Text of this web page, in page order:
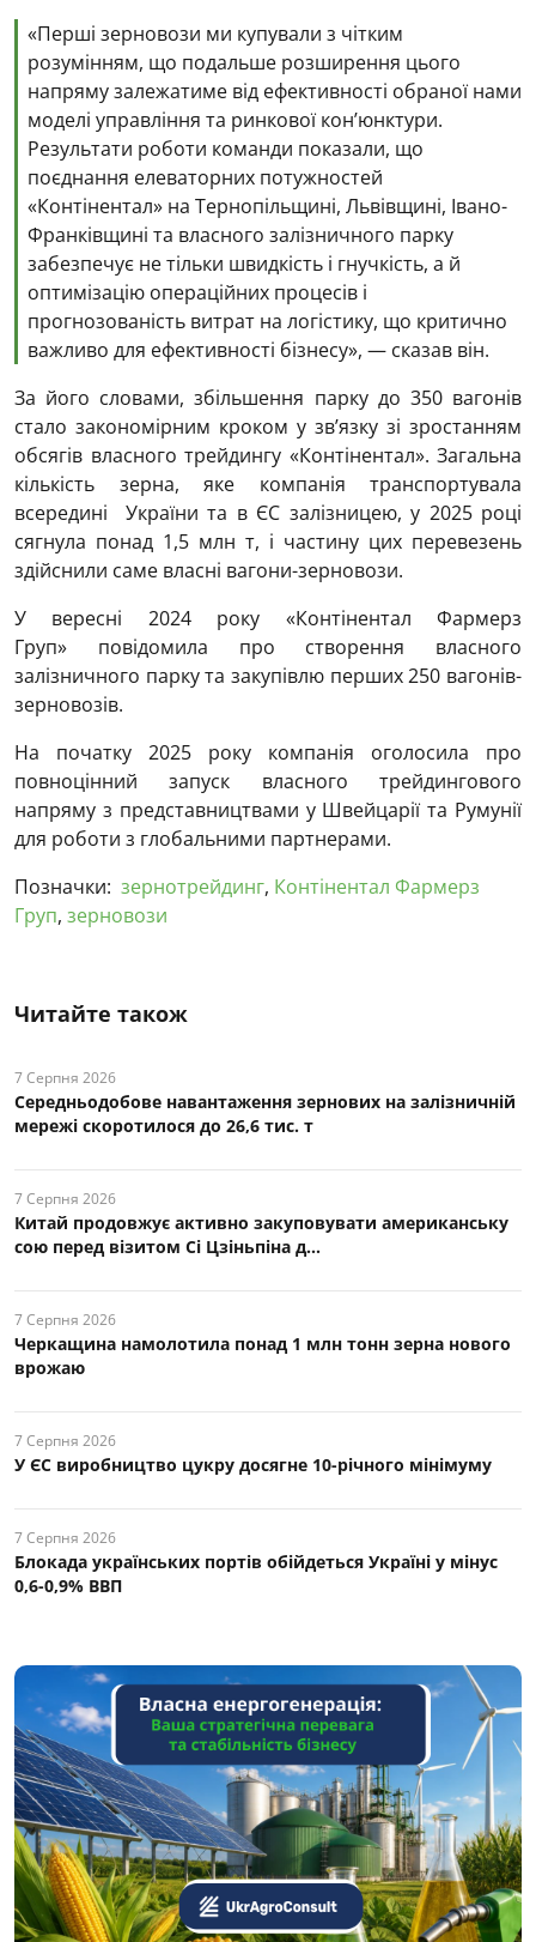
«Перші зерновози ми купували з чітким
розумінням, що подальше розширення цього
напряму залежатиме від ефективності обраної нами
моделі управління та ринкової кон’юнктури.
Результати роботи команди показали, що
поєднання елеваторних потужностей
«Контінентал» на Тернопільщині, Львівщині, Івано-
Франківщині та власного залізничного парку
забезпечує не тільки швидкість і гнучкість, а й
оптимізацію операційних процесів і
прогнозованість витрат на логістику, що критично
важливо для ефективності бізнесу», — сказав він.
За його словами, збільшення парку до 350 вагонів
стало закономірним кроком у зв’язку зі зростанням
обсягів власного трейдингу «Контінентал». Загальна
кількість зерна, яке компанія транспортувала
всередині України та в ЄС залізницею, у 2025 році
сягнула понад 1,5 млн т, і частину цих перевезень
здійснили саме власні вагони-зерновози.
У вересні 2024 року «Контінентал Фармерз
Груп» повідомила про створення власного
залізничного парку та закупівлю перших 250 вагонів-
зерновозів.
На початку 2025 року компанія оголосила про
повноцінний запуск власного трейдингового
напряму з представництвами у Швейцарії та Румунії
для роботи з глобальними партнерами.
Позначки: зернотрейдинг, Контінентал Фармерз
Груп, зерновози
Читайте також
7 Серпня 2026
Середньодобове навантаження зернових на залізничній
мережі скоротилося до 26,6 тис. т
7 Серпня 2026
Китай продовжує активно закуповувати американську
сою перед візитом Сі Цзіньпіна д...
7 Серпня 2026
Черкащина намолотила понад 1 млн тонн зерна нового
врожаю
7 Серпня 2026
У ЄС виробництво цукру досягне 10-річного мінімуму
7 Серпня 2026
Блокада українських портів обійдеться Україні у мінус
0,6-0,9% ВВП